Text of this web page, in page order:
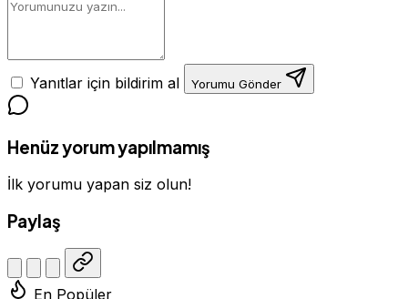
Yanıtlar için bildirim al Yorumu Gönder
Henüz yorum yapılmamış
İlk yorumu yapan siz olun!
Paylaş
En Popüler